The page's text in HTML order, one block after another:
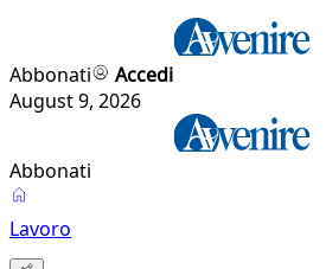
Abbonati
Accedi
August 9, 2026
Abbonati
Lavoro